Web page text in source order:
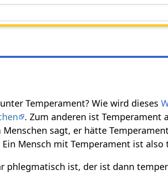
Temperament? Wie wird dieses
. Zum anderen ist Temperament
sagt, er hätte
Ein Mensch mit Temperament ist
phlegmatisch ist, der ist dann